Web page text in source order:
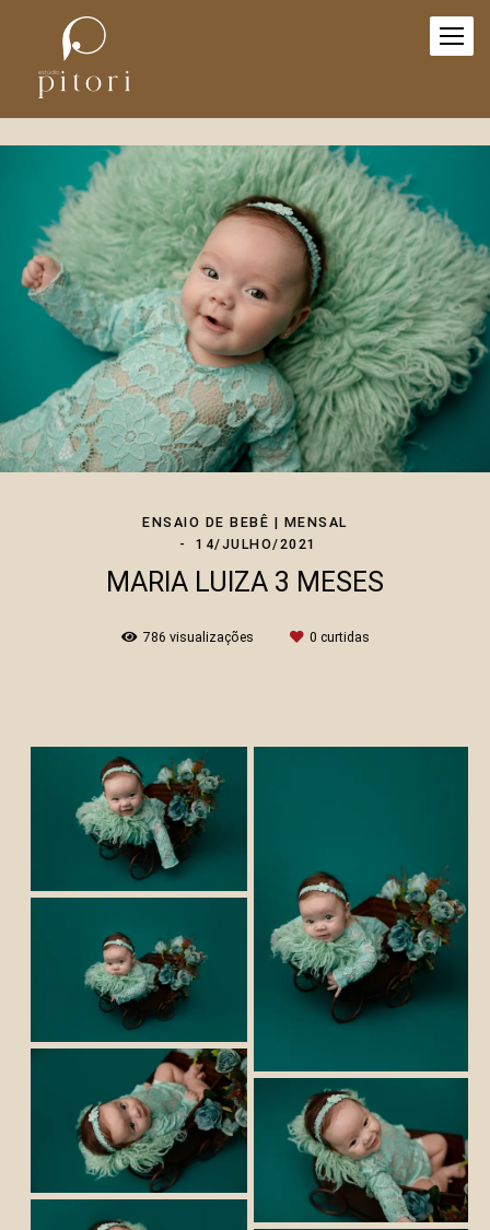
ENSAIO DE BEBÊ | MENSAL
14/JULHO/2021
MARIA LUIZA 3 MESES
786 visualizações 0 curtidas